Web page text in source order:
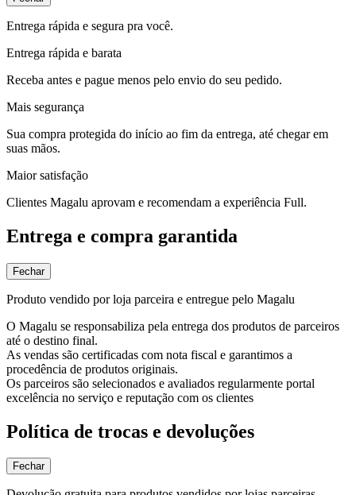
Entrega rápida e segura pra você.
Entrega rápida e barata
Receba antes e pague menos pelo envio do seu pedido.
Mais segurança
Sua compra protegida do início ao fim da entrega, até chegar em
suas mãos.
Maior satisfação
Clientes Magalu aprovam e recomendam a experiência Full.
Entrega e compra garantida
Fechar
Produto vendido por loja parceira e entregue pelo Magalu
O Magalu se responsabiliza pela entrega dos produtos de parceiros
até o destino final.
As vendas são certificadas com nota fiscal e garantimos a
procedência de produtos originais.
Os parceiros são selecionados e avaliados regularmente portal
excelência no serviço e reputação com os clientes
Política de trocas e devoluções
Fechar